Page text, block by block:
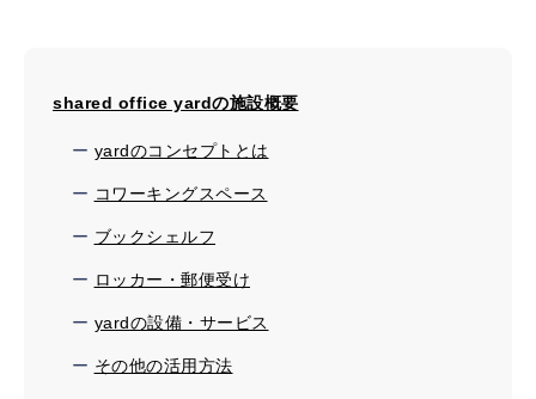
shared office yardの施設概要
yardのコンセプトとは
コワーキングスペース
ブックシェルフ
ロッカー・郵便受け
yardの設備・サービス
その他の活用方法